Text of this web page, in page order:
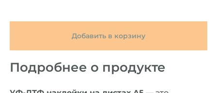
Добавить в корзину
Подробнее о продукте